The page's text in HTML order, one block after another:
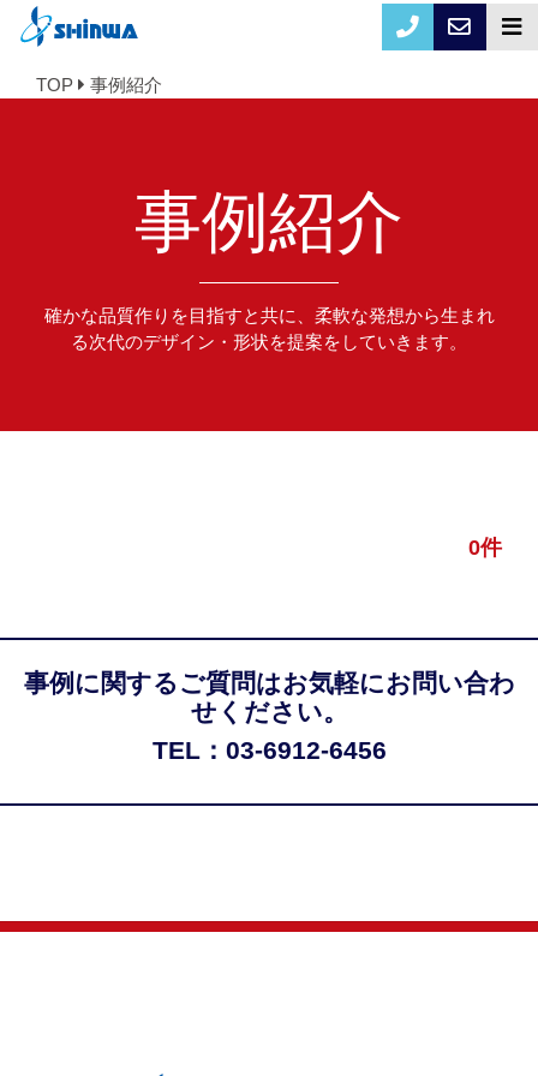
TOP 事例紹介
事例紹介
確かな品質作りを目指すと共に、柔軟な発想から生まれ
る次代のデザイン・形状を提案をしていきます。
0件
事例に関するご質問はお気軽にお問い合わ
せください。
TEL：03-6912-6456